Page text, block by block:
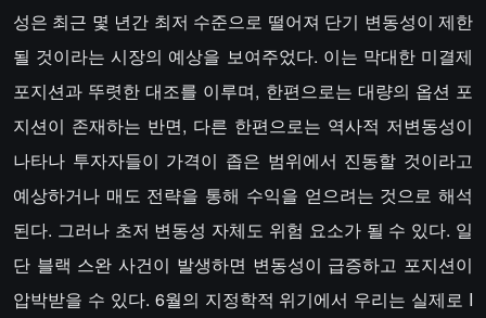
성은 최근 몇 년간 최저 수준으로 떨어져 단기 변동성이 제한
될 것이라는 시장의 예상을 보여주었다. 이는 막대한 미결제
포지션과 뚜렷한 대조를 이루며, 한편으로는 대량의 옵션 포
지션이 존재하는 반면, 다른 한편으로는 역사적 저변동성이
나타나 투자자들이 가격이 좁은 범위에서 진동할 것이라고
예상하거나 매도 전략을 통해 수익을 얻으려는 것으로 해석
된다. 그러나 초저 변동성 자체도 위험 요소가 될 수 있다. 일
단 블랙 스완 사건이 발생하면 변동성이 급증하고 포지션이
압박받을 수 있다. 6월의 지정학적 위기에서 우리는 실제로 I